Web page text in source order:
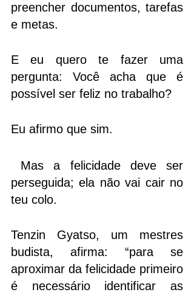
preencher documentos, tarefas
e metas.
E eu quero te fazer uma
pergunta: Você acha que é
possível ser feliz no trabalho?
Eu afirmo que sim.
perseguida; ela não vai cair no
teu colo.
Tenzin Gyatso, um mestres
budista, afirma: “para se
aproximar da felicidade primeiro
é necessário identificar as